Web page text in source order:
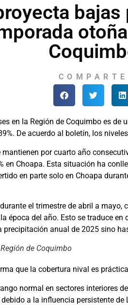
COMPARTE
en la Región de Coquimbo es de
De acuerdo al boletín, los
por cuarto año
en Choapa. Esta situación ha
en parte solo en Choapa
el trimestre de abril a
época del año. Esto se traduce
anual de 2025 sino
de Coquimbo
que la cobertura nival es
normal en sectores interiores
a la influencia persistente